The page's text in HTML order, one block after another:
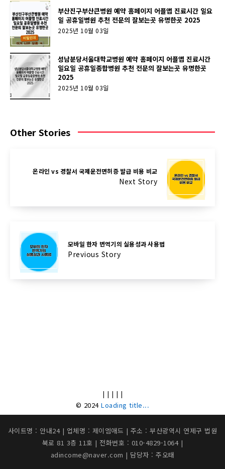
부산진구부산큰병원 예약 홈페이지 어플앱 진료시간 일요
일 공휴일병원 추천 전문의 잘보는곳 유명한곳 2025
2025년 10월 03일
성남분당서울대학교병원 예약 홈페이지 어플앱 진료시간
일요일 공휴일종합병원 추천 전문의 잘보는곳 유명한곳
2025
2025년 10월 03일
Other Stories
온라인 vs 경찰서 국제운전면허증 발급 비용 비교
Next Story
모바일 한자 번역기의 실용성과 사용법
Previous Story
| | | | |
© 2024Loading title...
사이트명 : 안내24 | 업체명 : 제이엠애드 | 주소 : 부산광역시 연제구 법원
북로 81 3층 11호 | 전화번호 : 010-4829-1064 |
adincome@naver.com | 담당자 : 주오태